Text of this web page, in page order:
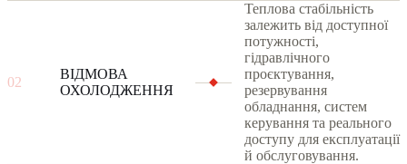
02
ВІДМОВА
ОХОЛОДЖЕННЯ
Теплова стабільність
залежить від доступної
потужності,
гідравлічного
проєктування,
резервування
обладнання, систем
керування та реального
доступу для експлуатації
й обслуговування.